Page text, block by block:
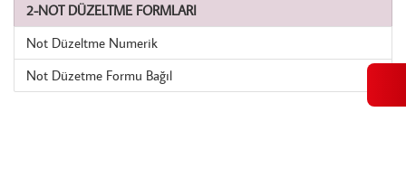
2-NOT DÜZELTME FORMLARI
Not Düzeltme Numerik
Not Düzetme Formu Bağıl